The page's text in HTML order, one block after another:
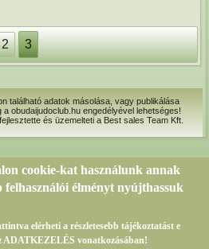
2 3
található adatok másolása, vagy publikálása
a obudaijudoclub.hu engedélyével lehetséges!
és üzemelteti a Best sales Team Kft.
cookie-kat használunk annak
felhasználói élményt nyújthassuk
elérheti a részletesebb tájékoztatást e
ADATKEZELÉS vonatkozásában!